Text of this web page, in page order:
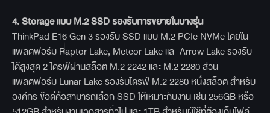
4. Storageแบบ M.2 SSDรองรับการขยายในบางรุ่น
ThinkPad E16 Gen 3 รองรับ SSD แบบ M.2 PCIe NVMe โดยใน
แพลตฟอร์ม Raptor Lake, Meteor Lake และ Arrow Lake รองรับ
ได้สูงสุด 2 ไดรฟ์ผ่านสล็อต M.2 2242 และ M.2 2280 ส่วน
แพลตฟอร์ม Lunar Lake รองรับไดรฟ์ M.2 2280 หนึ่งสล็อต สำหรับ
องค์กร ข้อดีคือสามารถเลือก SSD ให้เหมาะกับงาน เช่น 256GB หรือ